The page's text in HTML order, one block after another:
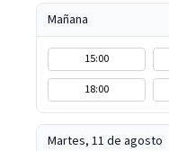
Mañana
15:00
18:00
Martes, 11 de agosto